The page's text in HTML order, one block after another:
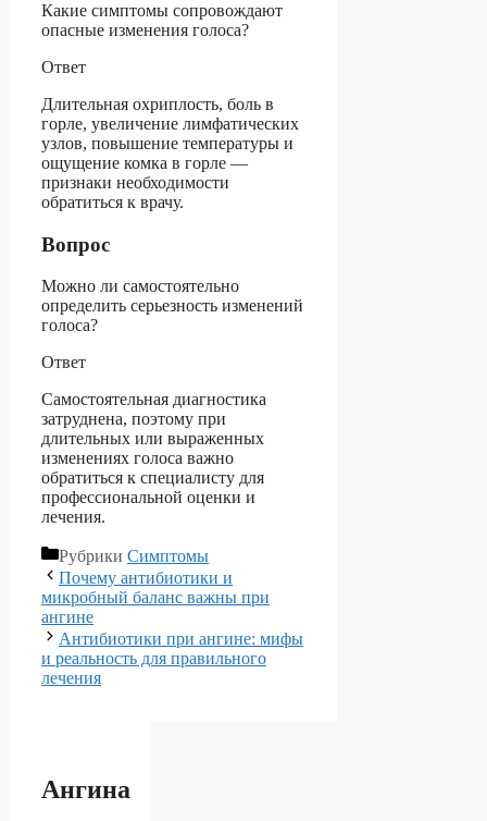
Какие симптомы сопровождают
опасные изменения голоса?
Ответ
Длительная охриплость, боль в
горле, увеличение лимфатических
узлов, повышение температуры и
ощущение комка в горле —
признаки необходимости
обратиться к врачу.
Вопрос
Можно ли самостоятельно
определить серьезность изменений
голоса?
Ответ
Самостоятельная диагностика
затруднена, поэтому при
длительных или выраженных
изменениях голоса важно
обратиться к специалисту для
профессиональной оценки и
лечения.
Рубрики Симптомы
Почему антибиотики и
микробный баланс важны при
ангине
Антибиотики при ангине: мифы
и реальность для правильного
лечения
Ангина